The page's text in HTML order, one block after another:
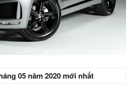
05 năm 2020 mới nhất